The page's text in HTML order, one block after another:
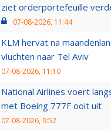
ziet orderportefeuille
07-08-2026, 11:44
KLM hervat na
vluchten naar Tel Aviv
07-08-2026, 11:10
National Airlines voert
met Boeing 777F ooit uit
07-08-2026, 9:52